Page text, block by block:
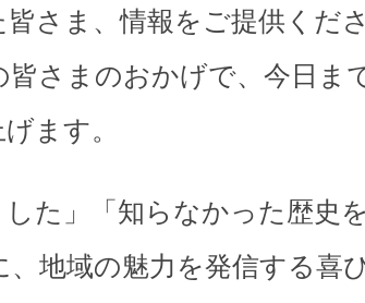
さま、情報をご提供くだ
さまのおかげで、今日ま
ます。
した」「知らなかった歴史
地域の魅力を発信する喜